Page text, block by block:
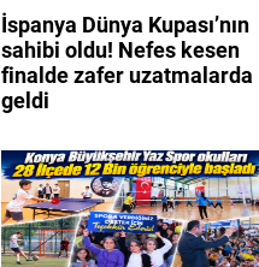
İspanya Dünya Kupası’nın
sahibi oldu! Nefes kesen
finalde zafer uzatmalarda
geldi